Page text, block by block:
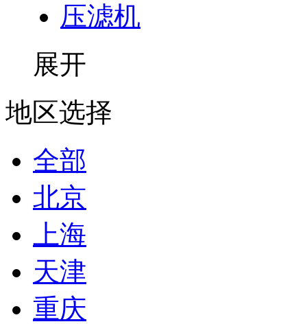
压滤机
展开
地区选择
全部
北京
上海
天津
重庆